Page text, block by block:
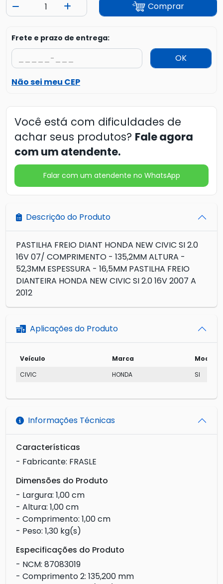
Comprar
Frete e prazo de entrega:
OK
Não sei meu CEP
Você está com dificuldades de
achar seus produtos? Fale agora
com um atendente.
Falar com um atendente no WhatsApp
Descrição do Produto
PASTILHA FREIO DIANT HONDA NEW CIVIC SI 2.0
16V 07/ COMPRIMENTO - 135,2MM ALTURA -
52,3MM ESPESSURA - 16,5MM PASTILHA FREIO
DIANTEIRA HONDA NEW CIVIC SI 2.0 16V 2007 A
2012
Aplicações do Produto
Veículo Marca
Modelo
CIVIC
HONDA SI
Informações Técnicas
Características
- Fabricante: FRASLE
Dimensões do Produto
- Largura: 1,00 cm
- Altura: 1,00 cm
- Comprimento: 1,00 cm
- Peso: 1,30 kg(s)
Especificações do Produto
- NCM: 87083019
- Comprimento 2: 135,200 mm